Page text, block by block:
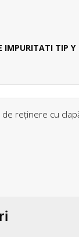
IMPURITATI TIP Y
RETINERE CU BILA